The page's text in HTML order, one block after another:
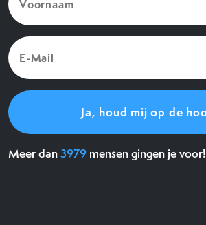
(Vereist)
E-
Mail
(Vereist)
Meer dan3979 mensen gingen je voor!